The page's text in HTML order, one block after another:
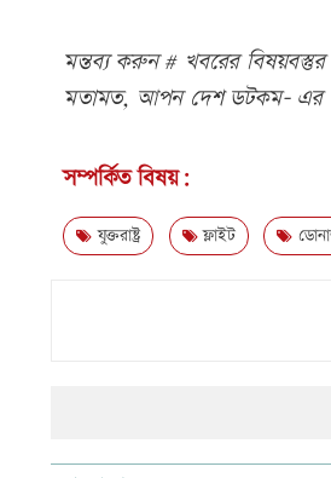
মন্তব্য করুন # খবরের
মতামত, আপন দেশ ডটকম- এর
সম্পর্কিত বিষয়:
যুক্তরাষ্ট্র ফ্লাইট